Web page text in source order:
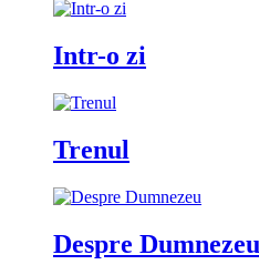
Intr-o zi
Trenul
Despre Dumnezeu